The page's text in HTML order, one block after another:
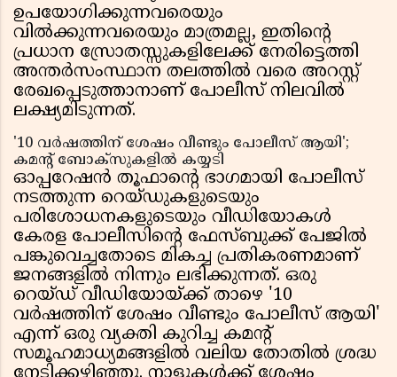
ഉപയോഗിക്കുന്നവരെയും
വിൽക്കുന്നവരെയും മാത്രമല്ല, ഇതിന്റെ
പ്രധാന സ്രോതസ്സുകളിലേക്ക് നേരിട്ടെത്തി
അന്തർസംസ്ഥാന തലത്തിൽ വരെ അറസ്റ്റ്
രേഖപ്പെടുത്താനാണ് പോലീസ് നിലവിൽ
ലക്ഷ്യമിടുന്നത്.
'10 വർഷത്തിന് ശേഷം വീണ്ടും പോലീസ് ആയി';
കമൻ്റ് ബോക്സുകളിൽ കയ്യടി
ഓപ്പറേഷൻ തൂഫാൻ്റെ ഭാഗമായി പോലീസ്
നടത്തുന്ന റെയ്ഡുകളുടെയും
പരിശോധനകളുടെയും വീഡിയോകൾ
കേരള പോലീസിൻ്റെ ഫേസ്ബുക്ക് പേജിൽ
പങ്കുവെച്ചതോടെ മികച്ച പ്രതികരണമാണ്
ജനങ്ങളിൽ നിന്നും ലഭിക്കുന്നത്. ഒരു
റെയ്ഡ് വീഡിയോയ്ക്ക് താഴെ '10
വർഷത്തിന് ശേഷം വീണ്ടും പോലീസ് ആയി'
എന്ന് ഒരു വ്യക്തി കുറിച്ച കമൻ്റ്
സമൂഹമാധ്യമങ്ങളിൽ വലിയ തോതിൽ ശ്രദ്ധ